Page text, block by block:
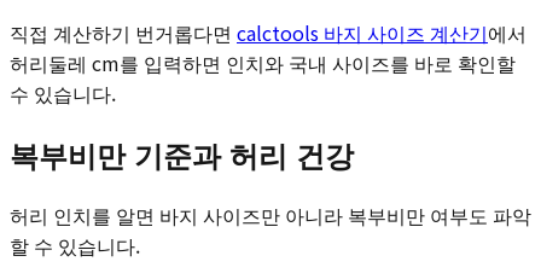
직접 계산하기 번거롭다면 calctools 바지 사이즈 계산기에서
허리둘레 cm를 입력하면 인치와 국내 사이즈를 바로 확인할
수 있습니다.
복부비만 기준과 허리 건강
허리 인치를 알면 바지 사이즈만 아니라 복부비만 여부도 파악
할 수 있습니다.